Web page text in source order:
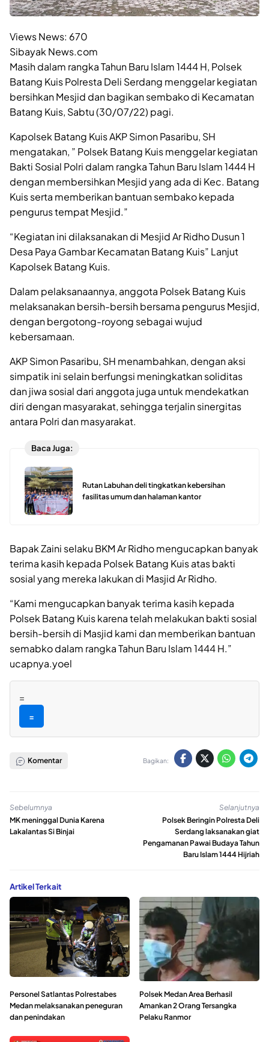
Views News: 670
Sibayak News.com
Masih dalam rangka Tahun Baru Islam 1444 H, Polsek
Batang Kuis Polresta Deli Serdang menggelar kegiatan
bersihkan Mesjid dan bagikan sembako di Kecamatan
Batang Kuis, Sabtu (30/07/22) pagi.
Kapolsek Batang Kuis AKP Simon Pasaribu, SH
mengatakan, ” Polsek Batang Kuis menggelar kegiatan
Bakti Sosial Polri dalam rangka Tahun Baru Islam 1444 H
dengan membersihkan Mesjid yang ada di Kec. Batang
Kuis serta memberikan bantuan sembako kepada
pengurus tempat Mesjid.”
“Kegiatan ini dilaksanakan di Mesjid Ar Ridho Dusun 1
Desa Paya Gambar Kecamatan Batang Kuis” Lanjut
Kapolsek Batang Kuis.
Dalam pelaksanaannya, anggota Polsek Batang Kuis
melaksanakan bersih-bersih bersama pengurus Mesjid,
dengan bergotong-royong sebagai wujud
kebersamaan.
AKP Simon Pasaribu, SH menambahkan, dengan aksi
simpatik ini selain berfungsi meningkatkan soliditas
dan jiwa sosial dari anggota juga untuk mendekatkan
diri dengan masyarakat, sehingga terjalin sinergitas
antara Polri dan masyarakat.
Baca Juga:
Rutan Labuhan deli tingkatkan kebersihan
fasilitas umum dan halaman kantor
Bapak Zaini selaku BKM Ar Ridho mengucapkan banyak
terima kasih kepada Polsek Batang Kuis atas bakti
sosial yang mereka lakukan di Masjid Ar Ridho.
“Kami mengucapkan banyak terima kasih kepada
Polsek Batang Kuis karena telah melakukan bakti sosial
bersih-bersih di Masjid kami dan memberikan bantuan
semabko dalam rangka Tahun Baru Islam 1444 H.”
ucapnya.yoel
=
=
Komentar Bagikan:
Sebelumnya
MK meninggal Dunia Karena
Lakalantas Si Binjai
Selanjutnya
Polsek Beringin Polresta Deli
Serdang laksanakan giat
Pengamanan Pawai Budaya Tahun
Baru Islam 1444 Hijriah
Artikel Terkait
Personel Satlantas Polrestabes
Medan melaksanakan peneguran
dan penindakan
Polsek Medan Area Berhasil
Amankan 2 Orang Tersangka
Pelaku Ranmor